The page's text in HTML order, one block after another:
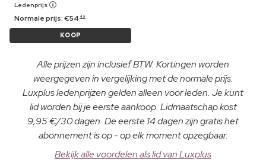
Ledenprijs
Normale prijs:€54 49
KOOP
Alle prijzen zijn inclusief BTW. Kortingen worden
weergegeven in vergelijking met de normale prijs.
Luxplus ledenprijzen gelden alleen voor leden. Je kunt
lid worden bij je eerste aankoop. Lidmaatschap kost
9,95 €/30 dagen. De eerste 14 dagen zijn gratis het
abonnement is op - op elk moment opzegbaar.
Bekijk alle voordelen als lid van Luxplus